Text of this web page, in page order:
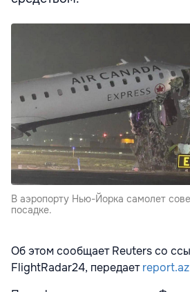
В аэропорту Нью-Йорка самолет
посадке.
Об этом сообщает Reuters со
FlightRadar24, передаетreport.az